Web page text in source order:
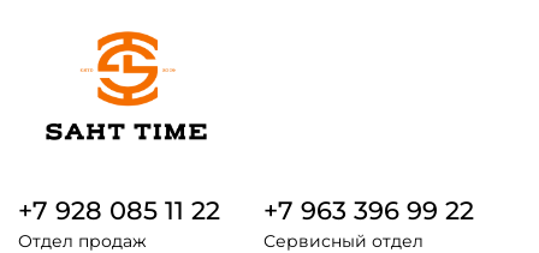
+7 928 085 11 22
Отдел продаж
+7 963 396 99 22
Сервисный отдел